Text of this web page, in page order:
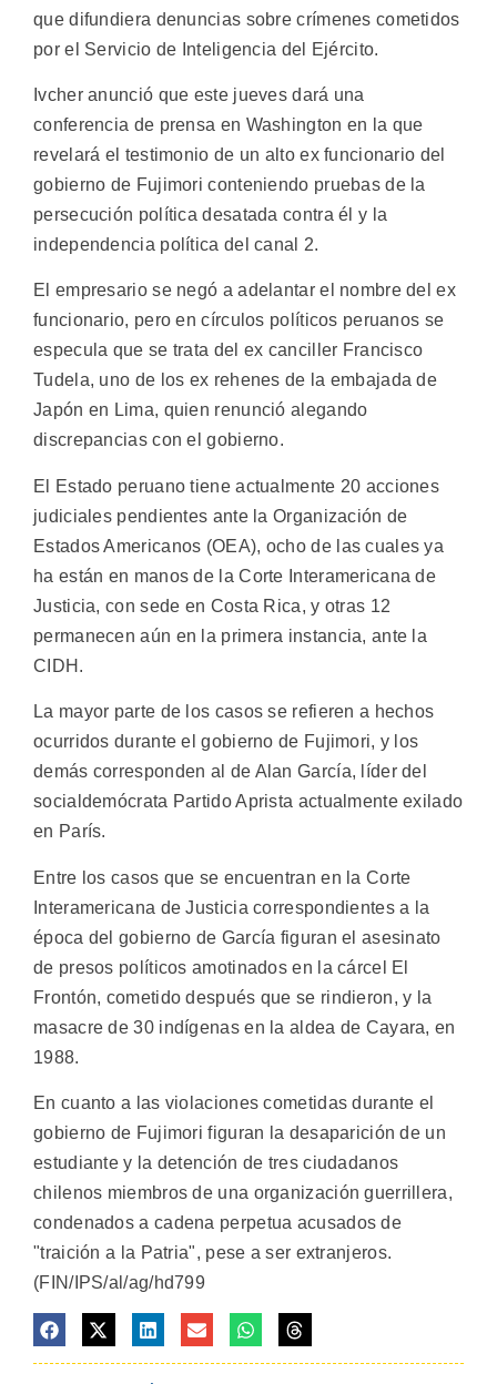
que difundiera denuncias sobre crímenes cometidos
por el Servicio de Inteligencia del Ejército.
Ivcher anunció que este jueves dará una
conferencia de prensa en Washington en la que
revelará el testimonio de un alto ex funcionario del
gobierno de Fujimori conteniendo pruebas de la
persecución política desatada contra él y la
independencia política del canal 2.
El empresario se negó a adelantar el nombre del ex
funcionario, pero en círculos políticos peruanos se
especula que se trata del ex canciller Francisco
Tudela, uno de los ex rehenes de la embajada de
Japón en Lima, quien renunció alegando
discrepancias con el gobierno.
El Estado peruano tiene actualmente 20 acciones
judiciales pendientes ante la Organización de
Estados Americanos (OEA), ocho de las cuales ya
ha están en manos de la Corte Interamericana de
Justicia, con sede en Costa Rica, y otras 12
permanecen aún en la primera instancia, ante la
CIDH.
La mayor parte de los casos se refieren a hechos
ocurridos durante el gobierno de Fujimori, y los
demás corresponden al de Alan García, líder del
socialdemócrata Partido Aprista actualmente exilado
en París.
Entre los casos que se encuentran en la Corte
Interamericana de Justicia correspondientes a la
época del gobierno de García figuran el asesinato
de presos políticos amotinados en la cárcel El
Frontón, cometido después que se rindieron, y la
masacre de 30 indígenas en la aldea de Cayara, en
1988.
En cuanto a las violaciones cometidas durante el
gobierno de Fujimori figuran la desaparición de un
estudiante y la detención de tres ciudadanos
chilenos miembros de una organización guerrillera,
condenados a cadena perpetua acusados de
"traición a la Patria", pese a ser extranjeros.
(FIN/IPS/al/ag/hd799